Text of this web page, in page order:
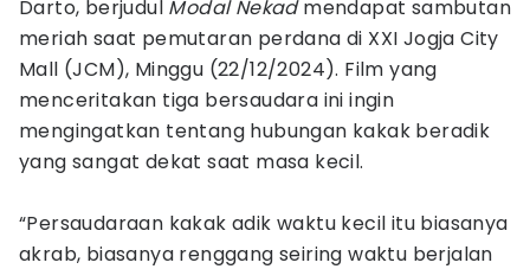
Darto, berjudul Modal Nekadmendapat sambutan
meriah saat pemutaran perdana di XXI Jogja City
Mall (JCM), Minggu (22/12/2024). Film yang
menceritakan tiga bersaudara ini ingin
mengingatkan tentang hubungan kakak beradik
yang sangat dekat saat masa kecil.
“Persaudaraan kakak adik waktu kecil itu biasanya
akrab, biasanya renggang seiring waktu berjalan